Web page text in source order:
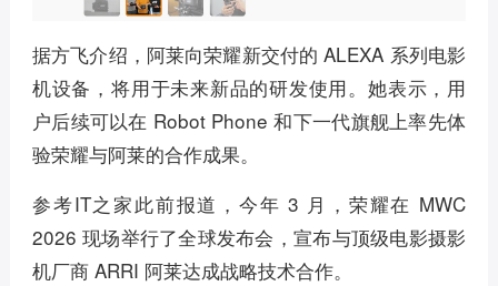
据方飞介绍，阿莱向荣耀新交付的 ALEXA 系列电影
机设备，将用于未来新品的研发使用。她表示，用
户后续可以在 Robot Phone 和下一代旗舰上率先体
验荣耀与阿莱的合作成果。
参考IT之家此前报道，今年 3 月，荣耀在 MWC
2026 现场举行了全球发布会，宣布与顶级电影摄影
机厂商 ARRI 阿莱达成战略技术合作。